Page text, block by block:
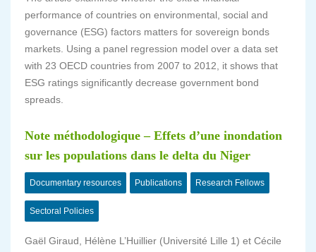
performance of countries on environmental, social and
governance (ESG) factors matters for sovereign bonds
markets. Using a panel regression model over a data set
with 23 OECD countries from 2007 to 2012, it shows that
ESG ratings significantly decrease government bond
spreads.
Note méthodologique – Effets d’une inondation
sur les populations dans le delta du Niger
Documentary resources Publications Research Fellows
Sectoral Policies
Gaël Giraud, Hélène L’Huillier (Université Lille 1) et Cécile